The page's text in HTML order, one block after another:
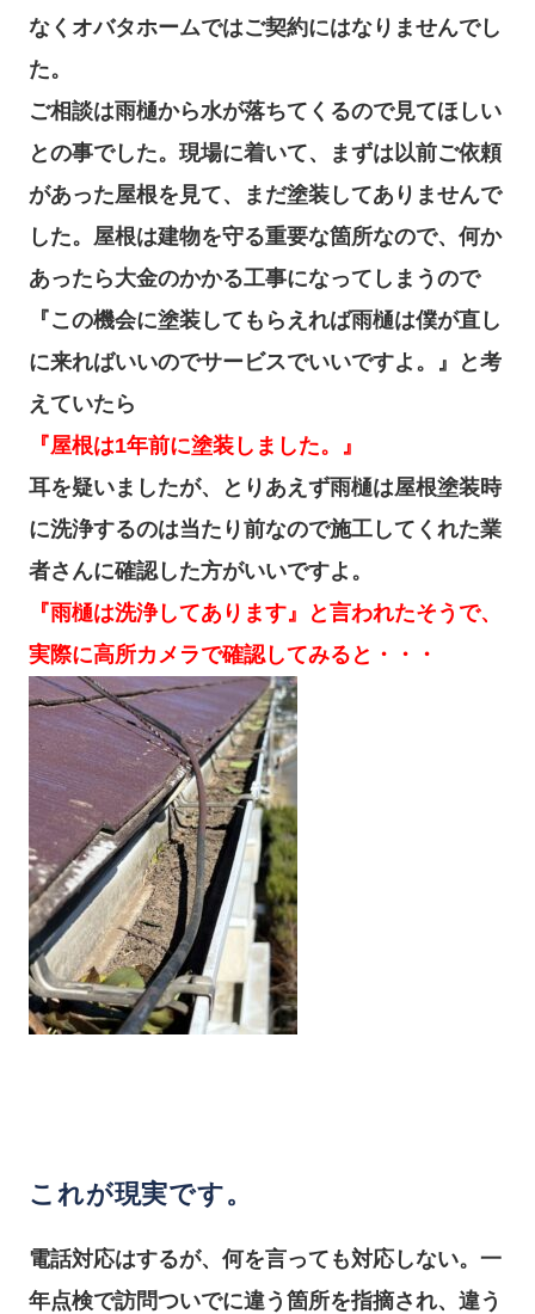
なくオバタホームではご契約にはなりませんでし
た。
ご相談は雨樋から水が落ちてくるので見てほしい
との事でした。現場に着いて、まずは以前ご依頼
があった屋根を見て、まだ塗装してありませんで
した。屋根は建物を守る重要な箇所なので、何か
あったら大金のかかる工事になってしまうので
『この機会に塗装してもらえれば雨樋は僕が直し
に来ればいいのでサービスでいいですよ。』と考
えていたら
『屋根は1年前に塗装しました。』
耳を疑いましたが、とりあえず雨樋は屋根塗装時
に洗浄するのは当たり前なので施工してくれた業
者さんに確認した方がいいですよ。
『雨樋は洗浄してあります』と言われたそうで、
実際に高所カメラで確認してみると・・・
これが現実です。
電話対応はするが、何を言っても対応しない。一
年点検で訪問ついでに違う箇所を指摘され、違う